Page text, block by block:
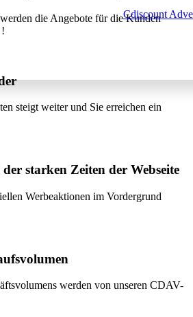
Cdiscount
die Angebote für die Kunden
steigt weiter und Sie erreichen ein
starken Zeiten der Webseite
Werbeaktionen im Vordergrund
werden von unseren CDAV-